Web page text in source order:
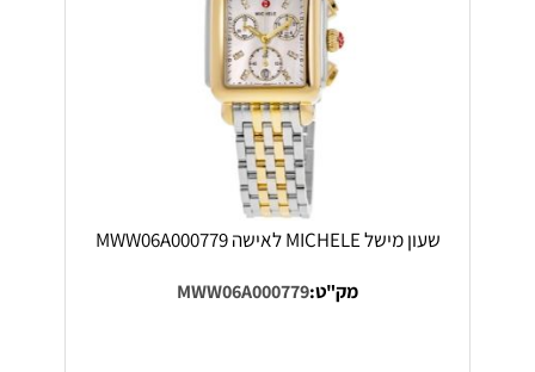
שעון מישל MICHELE לאישה MWW06A000779
מק"ט:MWW06A000779